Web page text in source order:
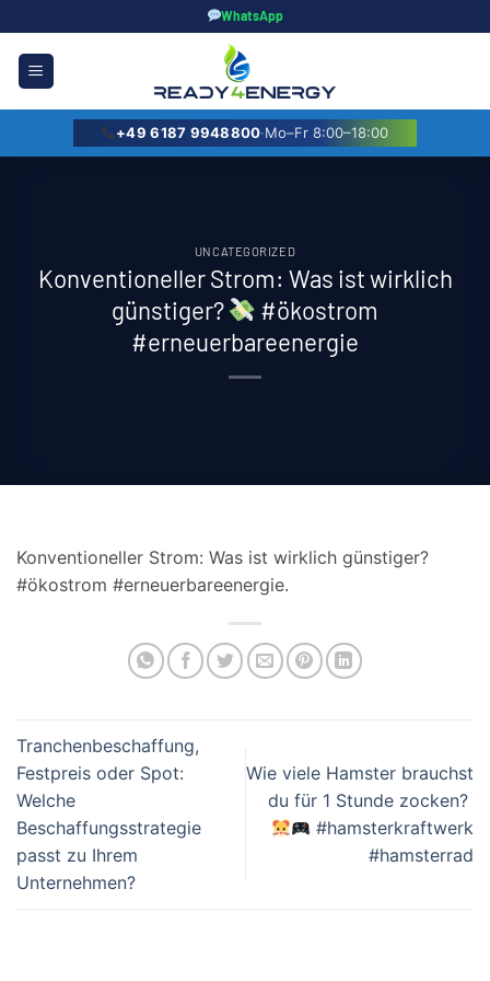
springen
WhatsApp
+49 6187 9948800·Mo–Fr 8:00–18:00
UNCATEGORIZED
Konventioneller Strom: Was ist wirklich
günstiger?
#ökostrom
#erneuerbareenergie
Konventioneller Strom: Was ist wirklich günstiger?
#ökostrom #erneuerbareenergie.
Tranchenbeschaffung,
Festpreis oder Spot:
Welche
Beschaffungsstrategie
passt zu Ihrem
Unternehmen?
Wie viele Hamster brauchst
du für 1 Stunde zocken?
#hamsterkraftwerk
#hamsterrad